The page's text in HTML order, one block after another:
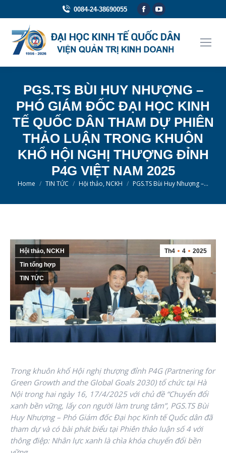
0084-24-38690055
Facebook
opens
in
YouTube
opens
in
PGS.TS BÙI HUY NHƯỢNG –
PHÓ GIÁM ĐỐC ĐẠI HỌC KINH
TẾ QUỐC DÂN THAM DỰ PHIÊN
THẢO LUẬN TRONG KHUÔN
KHỔ HỘI NGHỊ THƯỢNG ĐỈNH
P4G VIỆT NAM 2025
You are here:
Home TIN TỨC Hội thảo, NCKH PGS.TS Bùi Huy Nhượng –…
Th4 4 2025
Hội thảo, NCKH
Tin tổng hợp
TIN TỨC
Trong khuôn khổ Hội nghị thượng đỉnh P4G (Partnering for
Green Growth and the Global Goals 2030) tổ chức tại Hà
Nội trong hai ngày 16, 17/4/2025 với chủ đề “Chuyển đổi
xanh bền vững, lấy con người làm trung tâm”, PGS.TS Bùi
Huy Nhượng – Phó Giám đốc Đại học Kinh tế Quốc dân đã
tham dự và có bài phát biểu tại Phiên thảo luận số 4 với
thông điệp: Nhân lực xanh là chìa khóa chuyển đổi bền